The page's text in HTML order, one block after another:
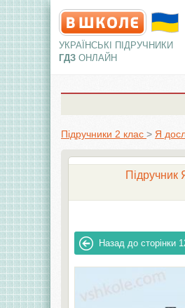
УКРАЇНСЬКІ ПІДРУЧНИКИ
ГДЗ ОНЛАЙН
Підручники 2 клас > Я
Підручник
Назад до сторінки